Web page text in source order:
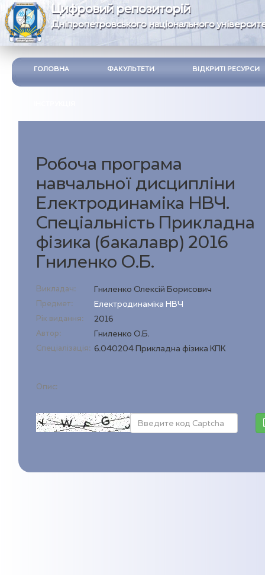
Цифровий репозиторій
Дніпропетровського національного
ГОЛОВНА ФАКУЛЬТЕТИ ВІДКРИТІ РЕСУРСИ
Робоча програма
навчальної дисципліни
Електродинаміка НВЧ.
Спеціальність Прикладна
фізика (бакалавр) 2016
Гниленко О.Б.
Викладач: Гниленко Олексій Борисович
Предмет: Електродинаміка НВЧ
Рік видання: 2016
Автор: Гниленко О.Б.
Спеціалізація: 6.040204 Прикладна фізика КПК
Опис: